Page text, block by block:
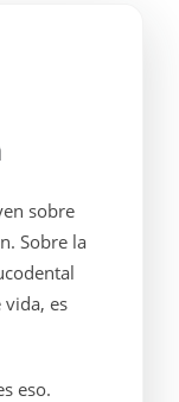
sobre
Sobre la
vida, es
eso.